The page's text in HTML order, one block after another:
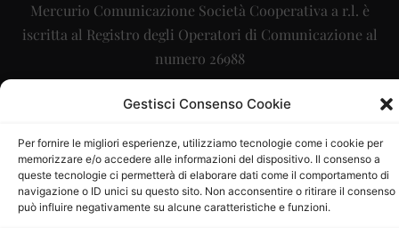
Gestisci Consenso Cookie
Per fornire le migliori esperienze, utilizziamo tecnologie come i cookie per
memorizzare e/o accedere alle informazioni del dispositivo. Il consenso a
queste tecnologie ci permetterà di elaborare dati come il comportamento di
navigazione o ID unici su questo sito. Non acconsentire o ritirare il consenso
può influire negativamente su alcune caratteristiche e funzioni.
Mercurio Comunicazione Società Cooperativa a r.l. è
iscritta al Registro degli Operatori di Comunicazione al
numero 26988
Sito gestito daLa Digitale srl– info@ladigitale.it